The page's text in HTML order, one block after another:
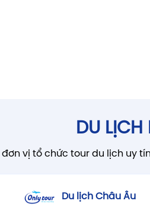
DU
vị tổ chức tour du lịch uy
Du lịch Châu Âu